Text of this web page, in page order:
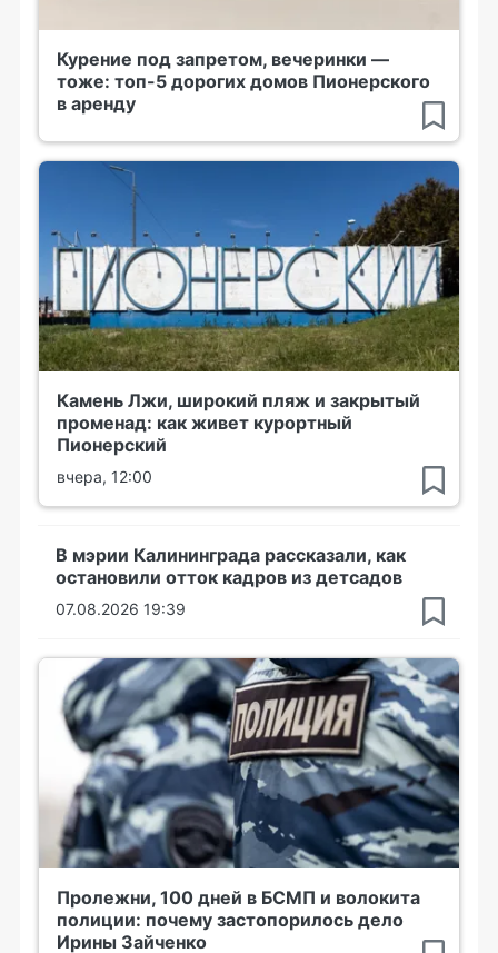
Курение под запретом, вечеринки —
тоже: топ-5 дорогих домов Пионерского
в аренду
Камень Лжи, широкий пляж и закрытый
променад: как живет курортный
Пионерский
вчера, 12:00
В мэрии Калининграда рассказали, как
остановили отток кадров из детсадов
07.08.2026 19:39
Пролежни, 100 дней в БСМП и волокита
полиции: почему застопорилось дело
Ирины Зайченко